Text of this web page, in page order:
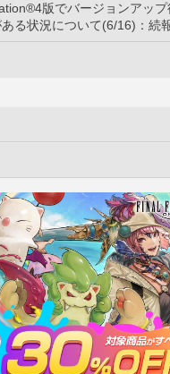
版でバージョンアッ
る状況について(6/16)：続